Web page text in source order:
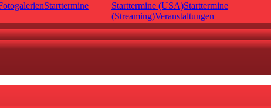
Starttermine
Starttermine (USA)Starttermine
(Streaming)Veranstaltungen